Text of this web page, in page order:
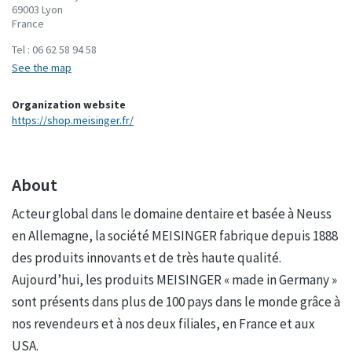
About
Acteur global dans le domaine dentaire et basée à Neuss
en Allemagne, la société MEISINGER fabrique depuis 1888
des produits innovants et de très haute qualité.
Aujourd’hui, les produits MEISINGER « made in Germany »
sont présents dans plus de 100 pays dans le monde grâce à
nos revendeurs et à nos deux filiales, en France et aux
USA.
69003 Lyon
France
Tel : 06 62 58 94 58
See the map
Organization website
https://shop.meisinger.fr/